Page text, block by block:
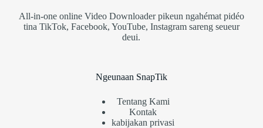
All-in-one online Video Downloader pikeun ngahémat pidéo
tina TikTok, Facebook, YouTube, Instagram sareng seueur
deui.
Ngeunaan SnapTik
Tentang Kami
Kontak
kabijakan privasi